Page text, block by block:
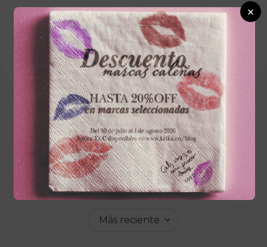
Cargando el resumen…
Por favor, inicia sesión para escribir un
comentario.
Más reciente
×